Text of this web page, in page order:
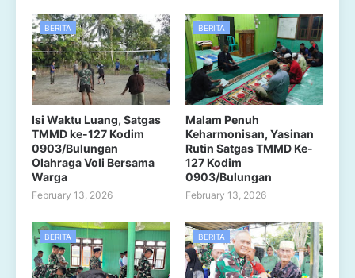
BERITA
Isi Waktu Luang, Satgas
TMMD ke-127 Kodim
0903/Bulungan
Olahraga Voli Bersama
Warga
February 13, 2026
BERITA
Malam Penuh
Keharmonisan, Yasinan
Rutin Satgas TMMD Ke-
127 Kodim
0903/Bulungan
February 13, 2026
BERITA BERITA